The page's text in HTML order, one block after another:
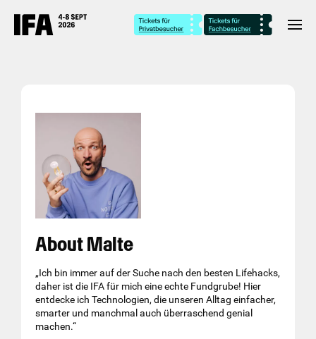
About Malte
„Ich bin immer auf der Suche nach den besten Lifehacks,
daher ist die IFA für mich eine echte Fundgrube! Hier
entdecke ich Technologien, die unseren Alltag einfacher,
smarter und manchmal auch überraschend genial
machen.“